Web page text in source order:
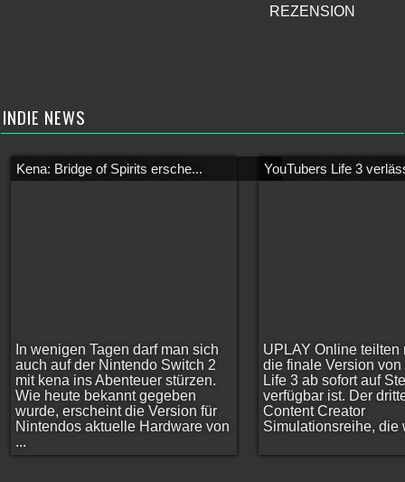
REZENSION
INDIE NEWS
Kena: Bridge of Spirits ersche...
In wenigen Tagen darf man sich
auch auf der Nintendo Switch 2
mit kena ins Abenteuer stürzen.
Wie heute bekannt gegeben
wurde, erscheint die Version für
Nintendos aktuelle Hardware von
...
YouTubers Life 3
UPLAY Online teilten
die finale Version von
Life 3 ab sofort auf
verfügbar ist. Der
Content Creator
Simulationsreihe, die